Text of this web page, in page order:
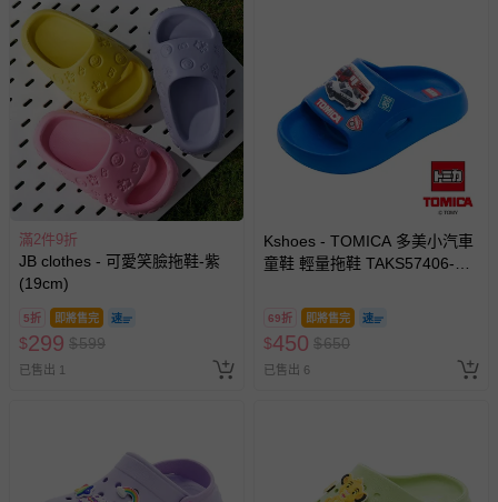
滿2件9折
JB clothes - 可愛笑臉拖鞋-紫
(19cm)
5折 即將售完
$299 $599
已售出 1
Kshoes - TOMICA 多美小汽車
童鞋 輕量拖鞋 TAKS57406-輕
69折 即將售完
$450 $650
已售出 6